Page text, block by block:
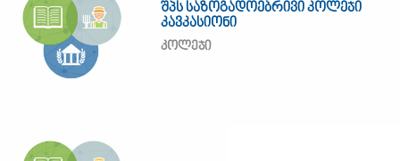
შპს საზოგადოებრივი კოლეჯი
კავკასიონი
კოლეჯი